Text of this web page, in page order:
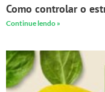
Como controlar o
Continue lendo »